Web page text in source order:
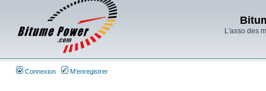
L'asso des
Connexion M’enregistrer